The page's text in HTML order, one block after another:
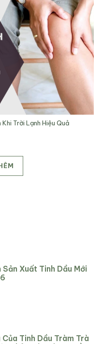
Trời Lạnh Hiệu Quả
Sản Xuất Tinh Dầu Mới
Của Tinh Dầu Tràm Trà